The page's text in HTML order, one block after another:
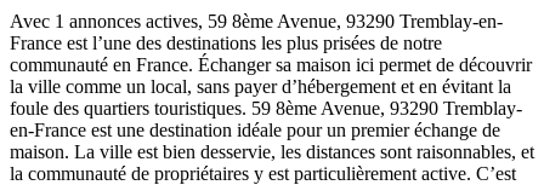
Avec 1 annonces actives, 59 8ème Avenue, 93290 Tremblay-en-
France est l’une des destinations les plus prisées de notre
communauté en France. Échanger sa maison ici permet de découvrir
la ville comme un local, sans payer d’hébergement et en évitant la
foule des quartiers touristiques. 59 8ème Avenue, 93290 Tremblay-
en-France est une destination idéale pour un premier échange de
maison. La ville est bien desservie, les distances sont raisonnables, et
la communauté de propriétaires y est particulièrement active. C’est